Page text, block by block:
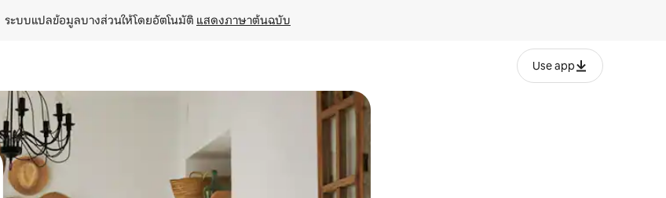
ระบบแปลข้อมูลบางส่วนให้โดยอัตโนมัติ แสดงภาษาต้นฉบับ
Use app